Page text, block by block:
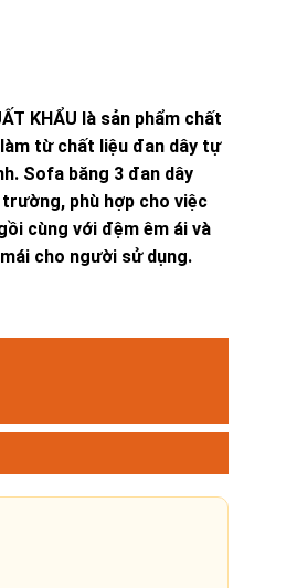
KHẨU là sản phẩm chất
từ chất liệu đan dây tự
Sofa băng 3 đan dây
phù hợp cho việc
cùng với đệm êm ái và
cho người sử dụng.